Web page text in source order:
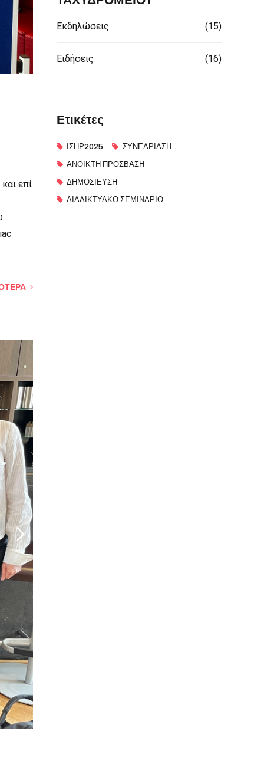
επί
Εκδηλώσεις (15)
Ειδήσεις (16)
Ετικέτες
ΙΣΗΡ2025
ΣΥΝΕΔΡΊΑΣΗ
ΑΝΟΙΚΤΉ ΠΡΌΣΒΑΣΗ
ΔΗΜΟΣΊΕΥΣΗ
ΔΙΑΔΙΚΤΥΑΚΌ ΣΕΜΙΝΆΡΙΟ